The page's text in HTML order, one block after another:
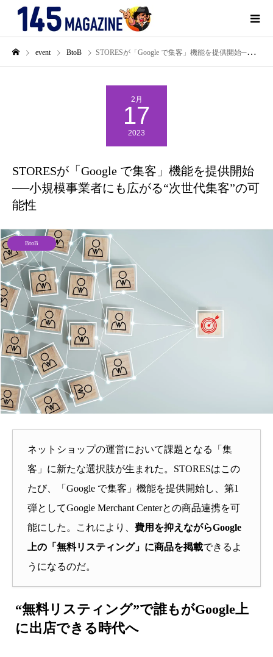
event BtoB STORESが「Google で集客」機能を提供開始──小規模事業者にも広がる“次世代集客”の可能性
2月
17
2023
STORESが「Google で集客」機能を提供開始
──小規模事業者にも広がる“次世代集客”の可
能性
BtoB
ネットショップの運営において課題となる「集
客」に新たな選択肢が生まれた。STORESはこの
たび、「Google で集客」機能を提供開始し、第1
弾としてGoogle Merchant Centerとの商品連携を可
能にした。これにより、 費用を抑えながらGoogle
上の「無料リスティング」に商品を掲載できるよ
うになるのだ。
“無料リスティング”で誰もがGoogle上
に出店できる時代へ